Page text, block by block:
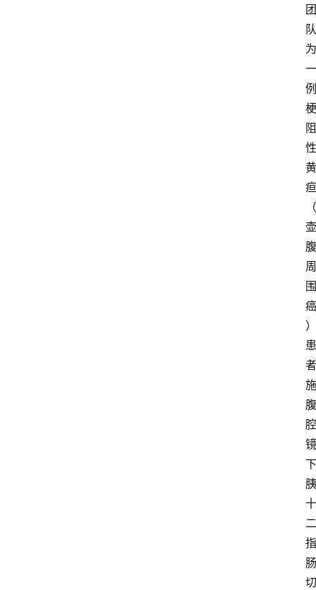
团
队
为
一
例
梗
阻
性
黄
疸
（
壶
腹
周
围
癌
）
患
者
施
腹
腔
镜
下
胰
十
二
指
肠
切